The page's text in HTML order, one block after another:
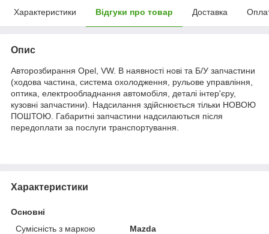
Характеристики Відгуки про товар Доставка
Опис
Авторозбирання Opel, VW. В наявності нові та Б/У запчастини
(ходова частина, система охолодження, рульове управління,
оптика, електрообладнання автомобіля, деталі інтер'єру,
кузовні запчастини). Надсилання здійснюється тільки НОВОЮ
ПОШТОЮ. Габаритні запчастини надсилаються після
передоплати за послуги транспортування.
Характеристики
Основні
Сумісність з маркою
Mazda